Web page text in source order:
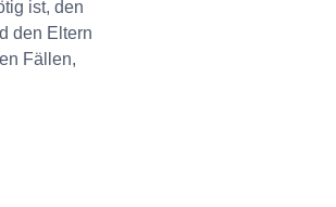
ist, den
den Eltern
Fällen,